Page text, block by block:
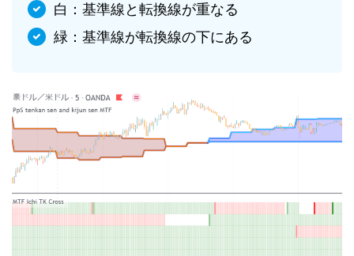
白：基準線と転換線が重なる
緑：基準線が転換線の下にある